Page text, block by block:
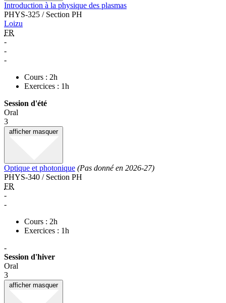
Introduction à la physique des plasmas
PHYS-325 / Section PH
Loizu
FR
-
-
-
Cours : 2h
Exercices : 1h
Session d'été
Oral
3
afficher masquer
Optique et photonique (Pas donné en 2026-27)
PHYS-340 / Section PH
FR
-
-
Cours : 2h
Exercices : 1h
-
Session d'hiver
Oral
3
afficher masquer